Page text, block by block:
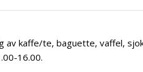
av kaffe/te, baguette, vaffel,
16.00.